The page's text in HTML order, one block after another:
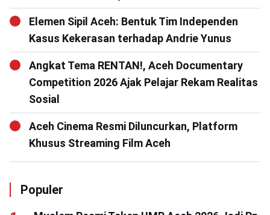
Elemen Sipil Aceh: Bentuk Tim Independen
Kasus Kekerasan terhadap Andrie Yunus
Angkat Tema RENTAN!, Aceh Documentary
Competition 2026 Ajak Pelajar Rekam Realitas
Sosial
Aceh Cinema Resmi Diluncurkan, Platform
Khusus Streaming Film Aceh
Populer